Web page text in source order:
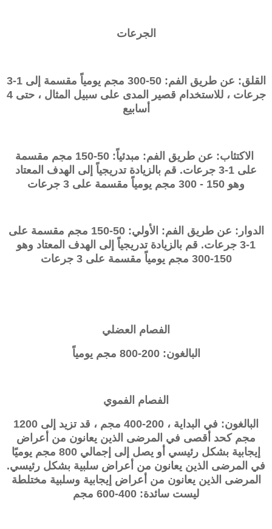
الجرعات
القلق: عن طريق الفم: 50-300 مجم يومياً مقسمة إلى 1-3
جرعات ، للاستخدام قصير المدى على سبيل المثال ، حتى 4
أسابيع
الاكتئاب: عن طريق الفم: مبدئياً: 50-150 مجم مقسمة
على 1-3 جرعات. قم بالزيادة تدريجياً إلى الهدف المعتاد
وهو 150 -
300 مجم يومياً مقسمة على 3 جرعات
الدوار: عن طريق الفم: الأولي: 50-150 مجم مقسمة على
1-3 جرعات. قم بالزيادة تدريجياً إلى الهدف المعتاد وهو
150-300
مجم يومياً مقسمة على 3 جرعات
الفصام العضلي
البالغون: 200-800 مجم يومياً
الفصام الفموي
البالغون: في البداية ، 200-400 مجم ، قد تزيد إلى 1200
مجم كحد أقصى في المرضى الذين يعانون من أعراض
إيجابية بشكل رئيسي أو يصل إلى إجمالي 800 مجم يوميًا
في المرضى الذين يعانون من أعراض سلبية بشكل رئيسي.
المرضى الذين يعانون من أعراض إيجابية وسلبية مختلطة
ليست سائدة: 400-600 مجم